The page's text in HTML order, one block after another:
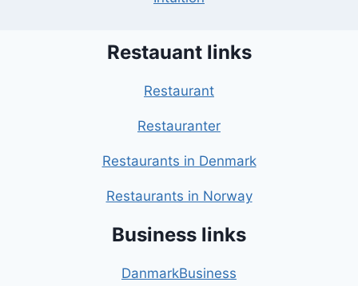
Restauant links
Restaurant
Restauranter
Restaurants in Denmark
Restaurants in Norway
Business links
DanmarkBusiness